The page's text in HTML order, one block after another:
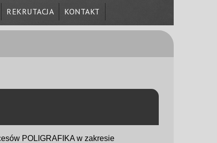
REKRUTACJA KONTAKT
POLIGRAFIKA w zakresie